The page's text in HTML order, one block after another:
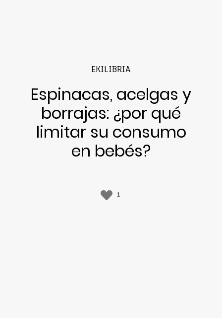
EKILIBRIA
Espinacas, acelgas y
borrajas: ¿por qué
limitar su consumo
en bebés?
1